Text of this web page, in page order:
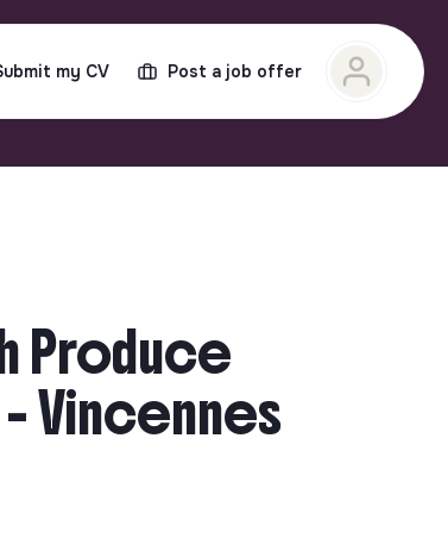
my CV Post a job offer
Produce
Vincennes